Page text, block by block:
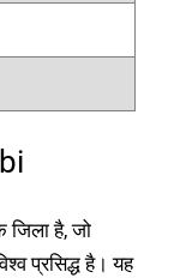
जिला है, जो
प्रसिद्ध है। यह